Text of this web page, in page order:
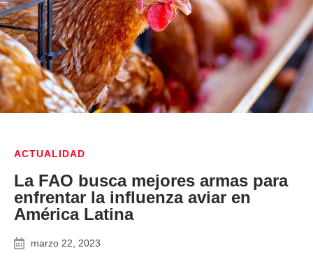
ACTUALIDAD
La FAO busca mejores armas para
enfrentar la influenza aviar en
América Latina
marzo 22, 2023